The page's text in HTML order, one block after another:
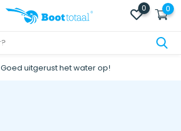
0 0
Goed uitgerust het water op!